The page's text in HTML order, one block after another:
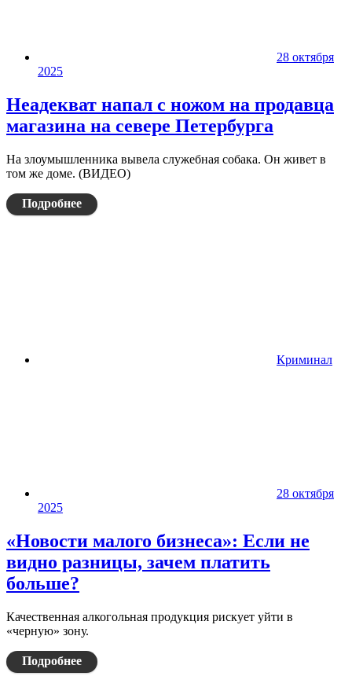
28 октября
2025
Неадекват напал с ножом на продавца
магазина на севере Петербурга
На злоумышленника вывела служебная собака. Он живет в
том же доме. (ВИДЕО)
Подробнее
Криминал
28 октября
2025
«Новости малого бизнеса»: Если не
видно разницы, зачем платить
больше?
Качественная алкогольная продукция рискует уйти в
«черную» зону.
Подробнее